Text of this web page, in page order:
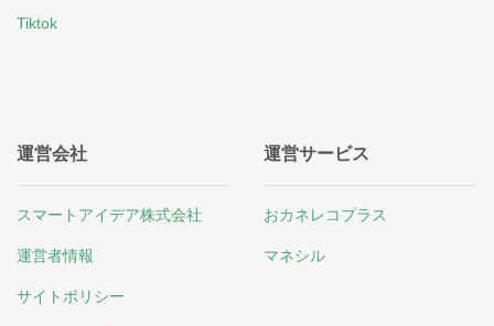
Tiktok
運営会社
スマートアイデア株式会社
運営者情報
サイトポリシー
運営サービス
おカネレコプラス
マネシル